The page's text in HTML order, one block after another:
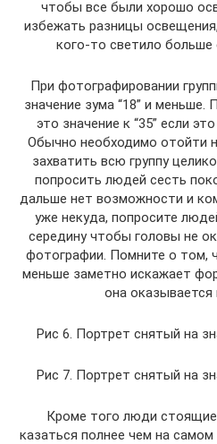
чтобы все были хорошо
избежать разницы
кого-то светило больше
При фотографировании
значение зума “18” и меньше.
это значение к “35” если
Обычно необходимо отойти
захватить всю группу
попросить людей сесть
дальше нет возможности и
уже некуда, попросите
середину чтобы головы не
фотографии. Помните о том,
меньше заметно искажает
она оказывается
Рис 6. Портрет снятый на
Рис 7. Портрет снятый на
Кроме того люди
казаться полнее чем на